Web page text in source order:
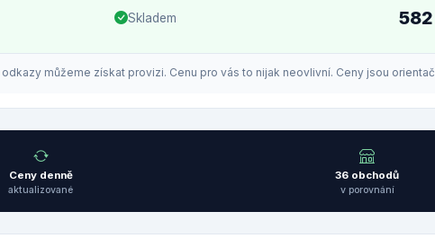
Skladem
můžeme získat provizi. Cenu pro vás to nijak neovlivní. Ceny jsou
Ceny denně
aktualizované
36 obchodů
v porovnání